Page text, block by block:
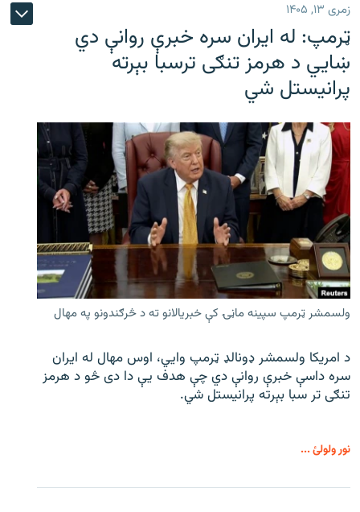
زمری ۱۳, ۱۴۰۵
ټرمپ: له ایران سره خبرې روانې دي
ښايي د هرمز تنګی ترسبا بېرته
پرانیستل شي
ولسمشر ټرمپ سپینه ماڼۍ کې خبریالانو ته د څرګندونو په مهال
د امریکا ولسمشر ډونالډ ټرمپ وایي، اوس مهال له ایران
سره داسې خبرې روانې دي چې هدف یې دا دی څو د هرمز
تنګی تر سبا بېرته پرانیستل شي.
نور ولولئ ...